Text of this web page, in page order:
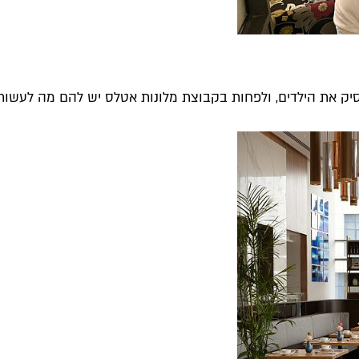
את הילדים, ולפחות בקבוצת מלונות אטלס יש להם מה